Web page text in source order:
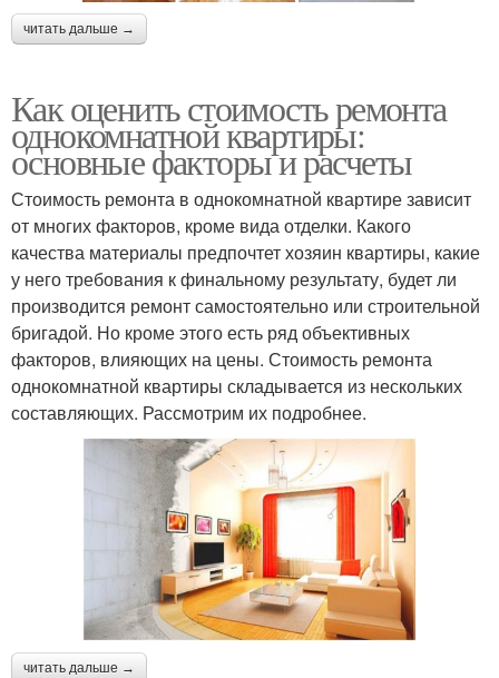
читать дальше →
Как оценить стоимость ремонта
однокомнатной квартиры:
основные факторы и расчеты
Стоимость ремонта в однокомнатной квартире зависит
от многих факторов, кроме вида отделки. Какого
качества материалы предпочтет хозяин квартиры, какие
у него требования к финальному результату, будет ли
производится ремонт самостоятельно или строительной
бригадой. Но кроме этого есть ряд объективных
факторов, влияющих на цены. Стоимость ремонта
однокомнатной квартиры складывается из нескольких
составляющих. Рассмотрим их подробнее.
читать дальше →